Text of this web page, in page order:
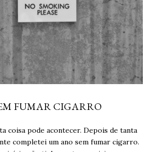
FUMAR CIGARRO
coisa pode acontecer. Depois de tanta
completei um ano sem fumar cigarro.